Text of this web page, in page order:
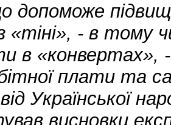
допоможе
«тіні», - в тому
в «конвертах»,
плати та
Української
висновки